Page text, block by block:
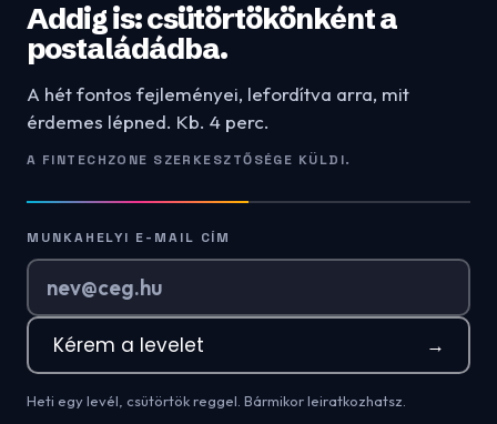
Addig is: csütörtökönként a
postaládádba.
A hét fontos fejleményei, lefordítva arra, mit
érdemes lépned. Kb. 4 perc.
A FINTECHZONE SZERKESZTŐSÉGE KÜLDI.
MUNKAHELYI E-MAIL CÍM
Kérem a levelet →
Heti egy levél, csütörtök reggel. Bármikor leiratkozhatsz.